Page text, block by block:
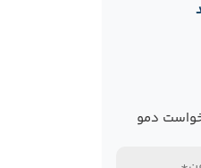
دمو